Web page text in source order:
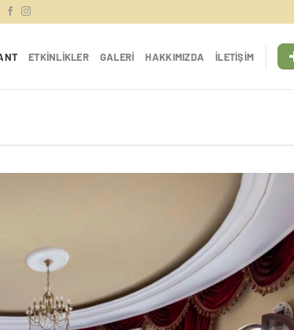
ETKINLIKLER GALERI HAKKIMIZDA İLETIŞIM